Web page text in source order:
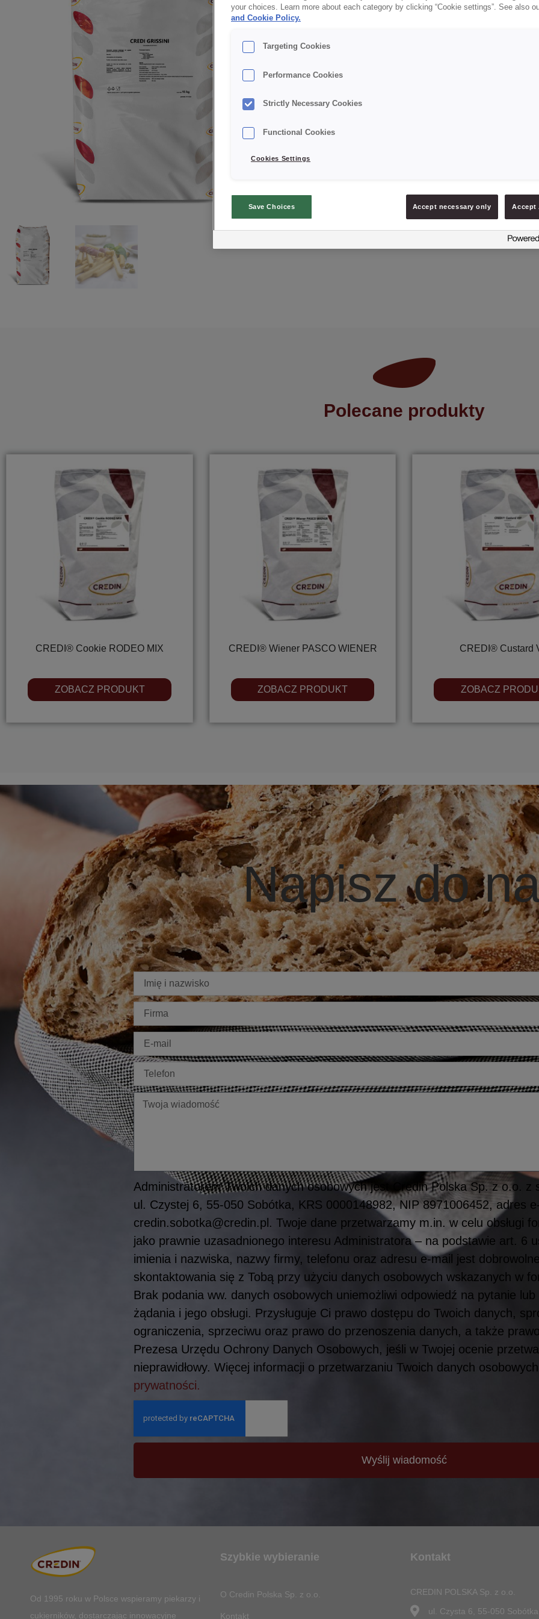
ZAPYTAJ O PRODUKT
Polecane produkty
CREDI® Cookie RODEO MIX
ZOBACZ PRODUKT
CREDI® Wiener PASCO WIENER
ZOBACZ PRODUKT
CREDI® Custard
ZOBACZ
Napisz do
Imię
Firma
E-
mail
Telefon
Twoja
wiadomość
Administratorem Twoich danych osobowych jest Credin Polska Sp. z o.o. z
ul. Czystej 6, 55-050 Sobótka, KRS 0000148982, NIP 8971006452, adres
credin.sobotka@credin.pl. Twoje dane przetwarzamy m.in. w celu obsługi
jako prawnie uzasadnionego interesu Administratora – na podstawie art. 6
imienia i nazwiska, nazwy firmy, telefonu oraz adresu e-mail jest
skontaktowania się z Tobą przy użyciu danych osobowych wskazanych w
Brak podania ww. danych osobowych uniemożliwi odpowiedź na pytanie
żądania i jego obsługi. Przysługuje Ci prawo dostępu do Twoich danych,
ograniczenia, sprzeciwu oraz prawo do przenoszenia danych, a także
Prezesa Urzędu Ochrony Danych Osobowych, jeśli w Twojej ocenie
nieprawidłowy. Więcej informacji o przetwarzaniu Twoich danych
prywatności.
Wyślij wiadomość
Od 1995 roku w Polsce wspieramy piekarzy i
cukierników, dostarczając innowacyjne
Szybkie wybieranie
O Credin Polska Sp. z o.o.
Kontakt
Kontakt
CREDIN POLSKA Sp. z o.o.
ul. Czysta 6, 55-050 Sobótka
your choices. Learn more about each category by clicking “Cookie settings”. See also
and Cookie Policy.
Targeting Cookies
Performance Cookies
Strictly Necessary Cookies
Functional Cookies
Cookies Settings
Save Choices Accept necessary only Accept